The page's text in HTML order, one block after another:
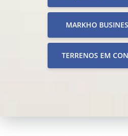
MARKHO
TERRENOS EM